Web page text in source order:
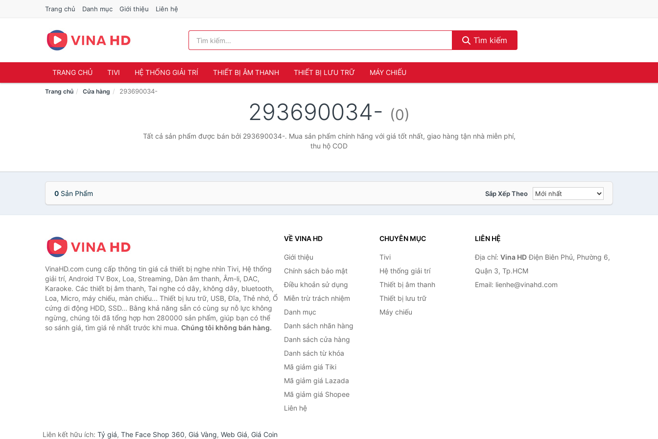
Trang chủ Danh mục Giới thiệu Liên hệ
Tìm kiếm
TRANG CHỦ TIVI HỆ THỐNG GIẢI TRÍ THIẾT BỊ ÂM THANH THIẾT BỊ LƯU TRỮ MÁY CHIẾU
Trang chủ Cửa hàng 293690034-
293690034- (0)
Tất cả sản phẩm được bán bởi 293690034-. Mua sản phẩm chính hãng với giá tốt nhất, giao hàng tận nhà miễn phí,
thu hộ COD
0 Sản Phẩm Sắp Xếp Theo
VinaHD.com cung cấp thông tin giá cả thiết bị nghe nhìn Tivi, Hệ thống
giải trí, Android TV Box, Loa, Streaming, Dàn âm thanh, Âm-li, DAC,
Karaoke. Các thiết bị âm thanh, Tai nghe có dây, không dây, bluetooth,
Loa, Micro, máy chiếu, màn chiếu... Thiết bị lưu trữ, USB, Đĩa, Thẻ nhớ, Ổ
cứng di động HDD, SSD... Bằng khả năng sẵn có cùng sự nỗ lực không
ngừng, chúng tôi đã tổng hợp hơn 280000 sản phẩm, giúp bạn có thể
so sánh giá, tìm giá rẻ nhất trước khi mua. Chúng tôi không bán hàng.
VỀ VINA HD
Giới thiệu
Chính sách bảo mật
Điều khoản sử dụng
Miễn trừ trách nhiệm
Danh mục
Danh sách nhãn hàng
Danh sách cửa hàng
Danh sách từ khóa
Mã giảm giá Tiki
Mã giảm giá Lazada
Mã giảm giá Shopee
Liên hệ
CHUYÊN MỤC
Tivi
Hệ thống giải trí
Thiết bị âm thanh
Thiết bị lưu trữ
Máy chiếu
LIÊN HỆ
Địa chỉ: Vina HDĐiện Biên Phủ, Phường 6,
Quận 3, Tp.HCM
Email: lienhe@vinahd.com
Liên kết hữu ích: Tỷ giá, The Face Shop 360, Giá Vàng, Web Giá, Giá Coin